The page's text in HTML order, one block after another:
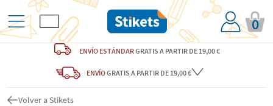
0
ENVÍO ESTÁNDARGRATIS A PARTIR DE 19,00 €
ENVÍOGRATIS A PARTIR DE 19,00 €
Volver a Stikets